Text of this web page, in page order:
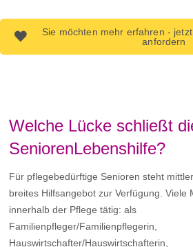
Sie möchten mehr erfahren -
anfordern
Welche Lücke schließt
SeniorenLebenshilfe?
Für pflegebedürftige Senioren steht
breites Hilfsangebot zur Verfügung. Viele
innerhalb der Pflege tätig: als
Familienpfleger/Familienpflegerin,
Hauswirtschafter/Hauswirtschafterin,